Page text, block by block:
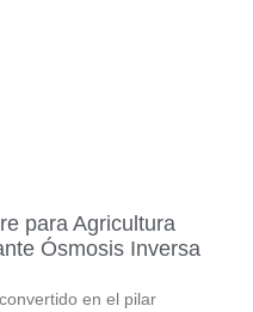
para Agricultura
Ósmosis Inversa
en el pilar